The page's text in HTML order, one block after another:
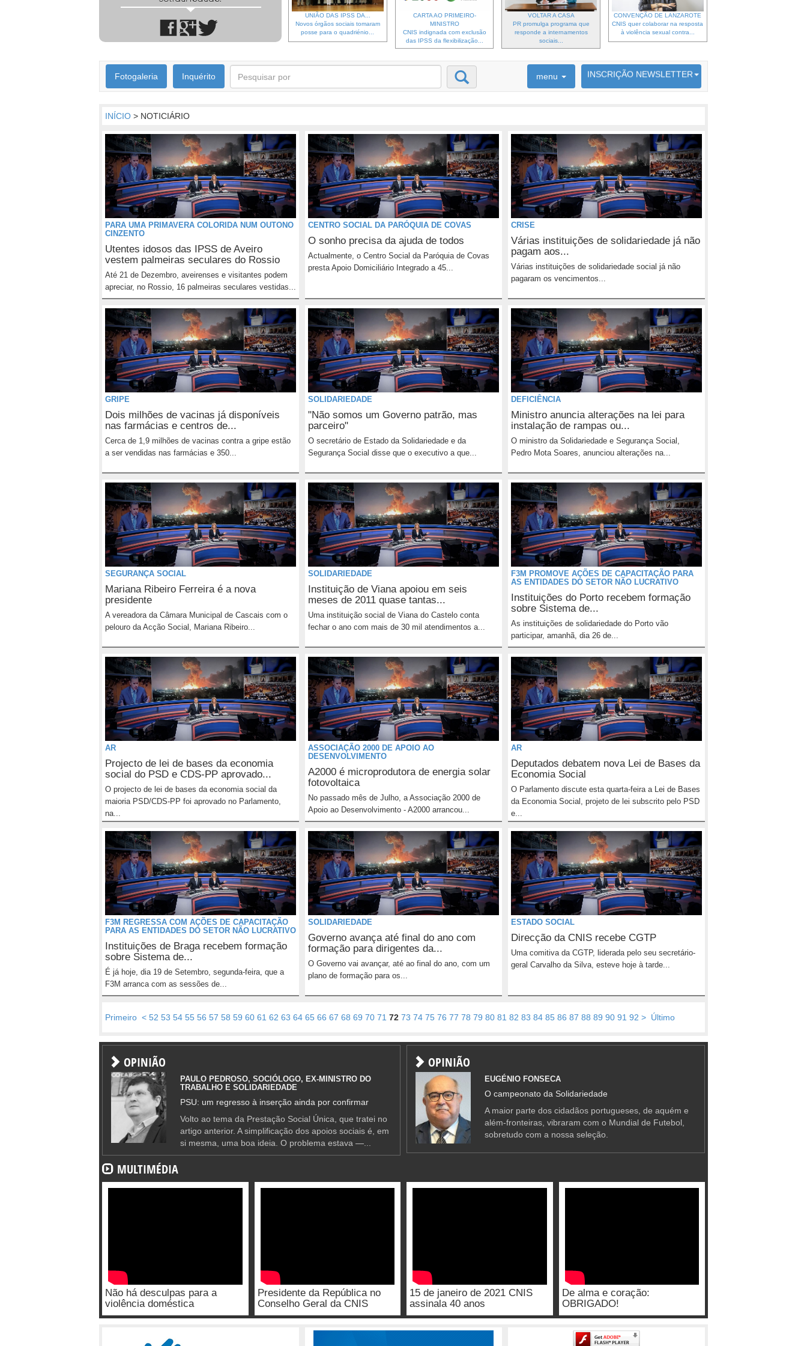
UNIÃO DAS IPSS DA...
Novos órgãos sociais tomaram
posse para o quadriénio...
CARTA AO PRIMEIRO-
MINISTRO
CNIS indignada com exclusão
das IPSS da flexibilização...
VOLTAR A CASA
PR promulga programa que
responde a internamentos
sociais...
CONVENÇÃO DE LANZAROTE
CNIS quer colaborar na resposta
à violência sexual contra...
Fotogaleria Inquérito menu INSCRIÇÃO NEWSLETTER
INÍCIO > NOTICIÁRIO
PARA UMA PRIMAVERA COLORIDA NUM OUTONO
CINZENTO
Utentes idosos das IPSS de Aveiro
vestem palmeiras seculares do Rossio
Até 21 de Dezembro, aveirenses e visitantes podem
apreciar, no Rossio, 16 palmeiras seculares vestidas...
CENTRO SOCIAL DA PARÓQUIA DE COVAS
O sonho precisa da ajuda de todos
Actualmente, o Centro Social da Paróquia de Covas
presta Apoio Domiciliário Integrado a 45...
CRISE
Várias instituições de solidariedade já não
pagam aos...
Várias instituições de solidariedade social já não
pagaram os vencimentos...
GRIPE
Dois milhões de vacinas já disponíveis
nas farmácias e centros de...
Cerca de 1,9 milhões de vacinas contra a gripe estão
a ser vendidas nas farmácias e 350...
SOLIDARIEDADE
"Não somos um Governo patrão, mas
parceiro"
O secretário de Estado da Solidariedade e da
Segurança Social disse que o executivo a que...
DEFICIÊNCIA
Ministro anuncia alterações na lei para
instalação de rampas ou...
O ministro da Solidariedade e Segurança Social,
Pedro Mota Soares, anunciou alterações na...
SEGURANÇA SOCIAL
Mariana Ribeiro Ferreira é a nova
presidente
A vereadora da Câmara Municipal de Cascais com o
pelouro da Acção Social, Mariana Ribeiro...
SOLIDARIEDADE
Instituição de Viana apoiou em seis
meses de 2011 quase tantas...
Uma instituição social de Viana do Castelo conta
fechar o ano com mais de 30 mil atendimentos a...
F3M PROMOVE AÇÕES DE CAPACITAÇÃO PARA
AS ENTIDADES DO SETOR NÃO LUCRATIVO
Instituições do Porto recebem formação
sobre Sistema de...
As instituições de solidariedade do Porto vão
participar, amanhã, dia 26 de...
AR
Projecto de lei de bases da economia
social do PSD e CDS-PP aprovado...
O projecto de lei de bases da economia social da
maioria PSD/CDS-PP foi aprovado no Parlamento,
na...
ASSOCIAÇÃO 2000 DE APOIO AO
DESENVOLVIMENTO
A2000 é microprodutora de energia solar
fotovoltaica
No passado mês de Julho, a Associação 2000 de
Apoio ao Desenvolvimento - A2000 arrancou...
AR
Deputados debatem nova Lei de Bases da
Economia Social
O Parlamento discute esta quarta-feira a Lei de Bases
da Economia Social, projeto de lei subscrito pelo PSD
e...
F3M REGRESSA COM AÇÕES DE CAPACITAÇÃO
PARA AS ENTIDADES DO SETOR NÃO LUCRATIVO
Instituições de Braga recebem formação
sobre Sistema de...
É já hoje, dia 19 de Setembro, segunda-feira, que a
F3M arranca com as sessões de...
SOLIDARIEDADE
Governo avança até final do ano com
formação para dirigentes da...
O Governo vai avançar, até ao final do ano, com um
plano de formação para os...
ESTADO SOCIAL
Direcção da CNIS recebe CGTP
Uma comitiva da CGTP, liderada pelo seu secretário-
geral Carvalho da Silva, esteve hoje à tarde...
Primeiro < 52 53 54 55 56 57 58 59 60 61 62 63 64 65 66 67 68 69 70 71 72 73 74 75 76 77 78 79 80 81 82 83 84 85 86 87 88 89 90 91 92 > Último
OPINIÃO
PAULO PEDROSO, SOCIÓLOGO, EX-MINISTRO DO
TRABALHO E SOLIDARIEDADE
PSU: um regresso à inserção ainda por confirmar
Volto ao tema da Prestação Social Única, que tratei no
artigo anterior. A simplificação dos apoios sociais é, em
si mesma, uma boa ideia. O problema estava —...
OPINIÃO
EUGÉNIO FONSECA
O campeonato da Solidariedade
A maior parte dos cidadãos portugueses, de aquém e
além-fronteiras, vibraram com o Mundial de Futebol,
sobretudo com a nossa seleção.
MULTIMÉDIA
Não há desculpas para a
violência doméstica
Presidente da República no
Conselho Geral da CNIS
15 de janeiro de 2021 CNIS
assinala 40 anos
De alma e coração:
OBRIGADO!